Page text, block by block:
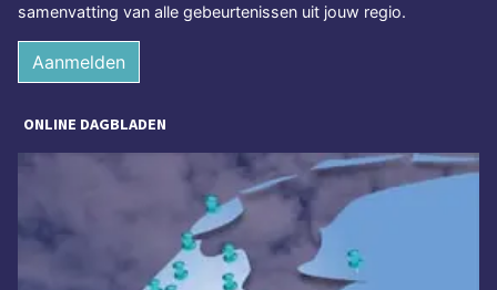
samenvatting van alle gebeurtenissen uit jouw regio.
Aanmelden
ONLINE DAGBLADEN